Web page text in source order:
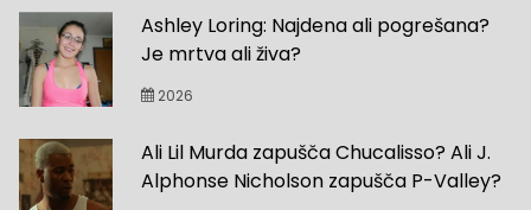
Ashley Loring: Najdena ali pogrešana?
Je mrtva ali živa?
2026
Ali Lil Murda zapušča Chucalisso? Ali J.
Alphonse Nicholson zapušča P-Valley?